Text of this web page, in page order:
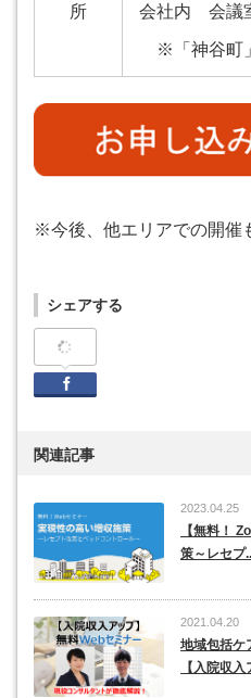
所 会社内 会議
※「神谷町
※今後、他エリアでの開催
シェアする
関連記事
2023.04.25
【無料！
策～レセプ
2021.04.20
地域包括ケ
【入院収